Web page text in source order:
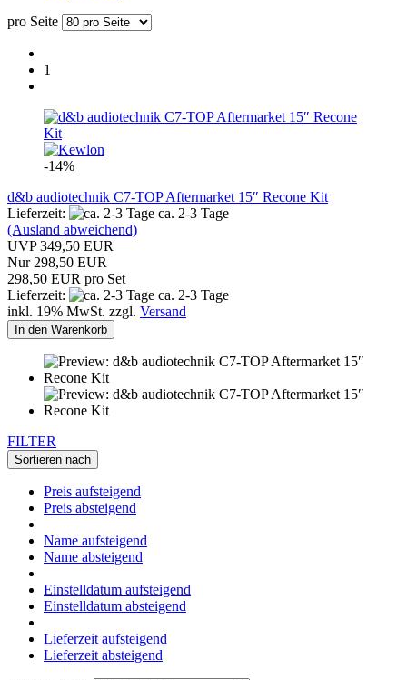
pro Seite
1
-14%
d&b audiotechnik C7-TOP Aftermarket 15″ Recone Kit
Lieferzeit:
ca. 2-3 Tage
(Ausland abweichend)
UVP 349,50 EUR
Nur 298,50 EUR
298,50 EUR pro Set
Lieferzeit:
ca. 2-3 Tage
inkl. 19% MwSt. zzgl. Versand
In den Warenkorb
FILTER
Sortieren nach
Preis aufsteigend
Preis absteigend
Name aufsteigend
Name absteigend
Einstelldatum aufsteigend
Einstelldatum absteigend
Lieferzeit aufsteigend
Lieferzeit absteigend